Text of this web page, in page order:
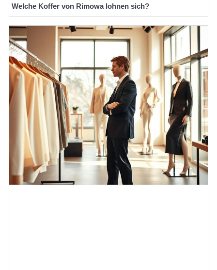
Welche Koffer von Rimowa lohnen sich?